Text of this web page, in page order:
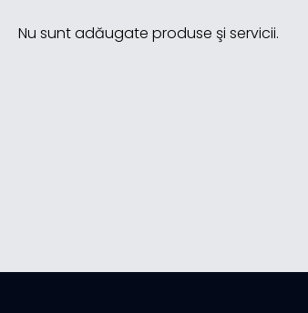
Nu sunt adăugate produse şi servicii.